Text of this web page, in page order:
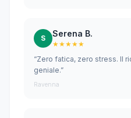
S Serena B.
★★★★★
“Zero fatica, zero stress. Il
geniale.”
Ravenna